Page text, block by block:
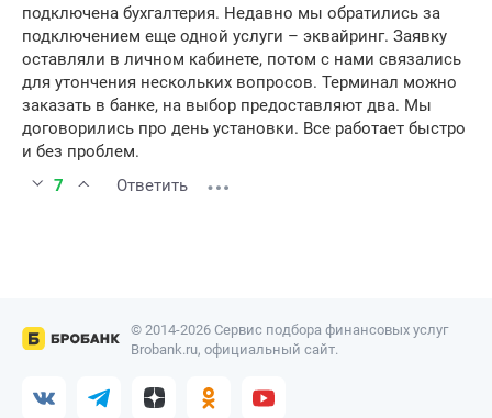
подключена бухгалтерия. Недавно мы обратились за
подключением еще одной услуги – эквайринг. Заявку
оставляли в личном кабинете, потом с нами связались
для утончения нескольких вопросов. Терминал можно
заказать в банке, на выбор предоставляют два. Мы
договорились про день установки. Все работает быстро
и без проблем.
7
Ответить
© 2014-2026 Сервис подбора финансовых услуг
Brobank.ru, официальный сайт.